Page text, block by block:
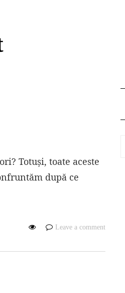
Totuși, toate aceste
după ce
Leave a comment